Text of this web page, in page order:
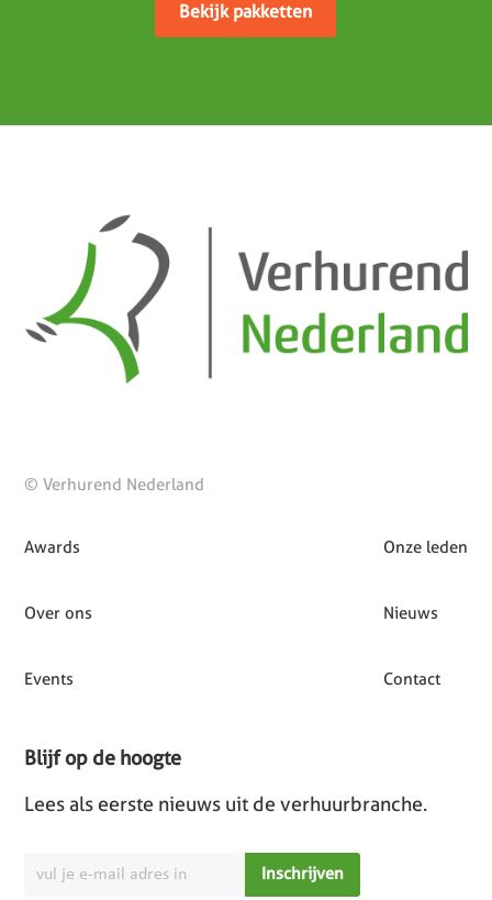
Bekijk pakketten
© Verhurend Nederland
Awards
Over ons
Events
Onze leden
Nieuws
Contact
Blijf op de hoogte
Lees als eerste nieuws uit de verhuurbranche.
Inschrijven